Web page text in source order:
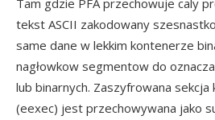
Tam gdzie PFA przechowuje caly
tekst ASCII zakodowany
same dane w lekkim kontenerze
nagłowkow segmentow do
lub binarnych. Zaszyfrowana
(eexec) jest przechowywana jako